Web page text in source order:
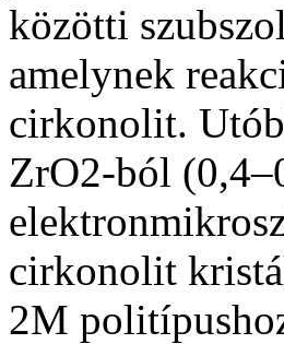
közötti
amelynek
cirkonolit.
ZrO2-ból
cirkonolit
2M